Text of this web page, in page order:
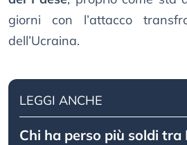
giorni con l’attacco
dell’Ucraina.
LEGGI ANCHE
Chi ha perso più soldi tra